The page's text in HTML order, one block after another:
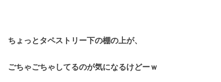
ちょっとタペストリー下の棚の上が、
ごちゃごちゃしてるのが気になるけどーｗ